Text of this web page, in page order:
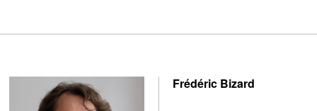
Frédéric Bizard